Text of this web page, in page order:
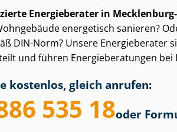
Energieberater in
energetisch sanieren?
DIN-Norm? Unsere Energieberater
und führen En­er­gie­be­ra­tun­gen bei
kostenlos, gleich anrufen:
535 18oder